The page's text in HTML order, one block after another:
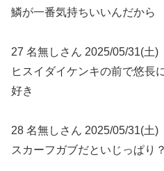
鱗が一番気持ちいいんだから
27 名無しさん 2025/05/31(土)
ヒスイダイケンキの前で悠長
好き
28 名無しさん 2025/05/31(土)
スカーフガブだといじっぱり？